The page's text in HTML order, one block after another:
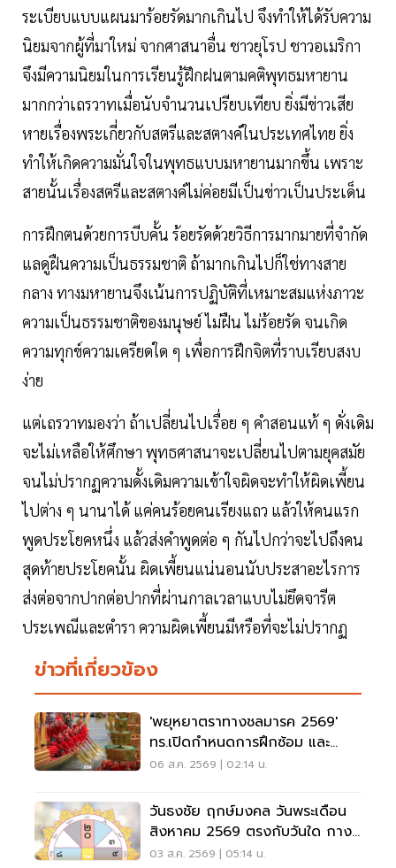
ระเบียบแบบแผนมาร้อยรัด​มากเกินไป​ จึงทำให้ได้รับความ
นิยมจากผู้ที่มาใหม่​ จากศาสนาอื่น​ ชาวยุโรป​ ชาวอเมริกา​
จึงมีความนิยมในการเรียนรู้ฝึกฝนตามคติพุทธมหายาน
มากกว่าเถรวาทเมื่อนับจำนวนเปรียบเทียบ​ ยิ่งมีข่าวเสีย
หายเรื่องพระเกี่ยวกับสตรีและสตางค์ในประเทศไทย​ ยิ่ง
ทำให้เกิดความมั่นใจในพุทธแบบมหายานมากขึ้น เพราะ
สายนั้นเรื่องสตรีและสตางค์ไม่ค่อยมีเป็นข่าวเป็นประเด็น
การฝึกตนด้วยการบีบคั้น ​ร้อยรัดด้วยวิธีการมากมายที่จำกัด​
แลดูฝืนความเป็นธรรมชาติ ถ้ามากเกินไปก็ใช่ทางสาย
กลาง​ ทางมหายานจึงเน้นการปฏิบัติที่เหมาะสมแห่งภาวะ
ความเป็นธรรมชาติของมนุษย์​ ไม่ฝืน​ ไม่ร้อยรัด​ จนเกิด
ความทุกข์ความเครียดใด ๆ​ เพื่อการฝึกจิตที่ราบเรียบสงบ
ง่าย​
แต่เถรวาทมองว่า​ ถ้าเปลี่ยนไปเรื่อย ๆ​ คำสอนแท้ ๆ ดั่งเดิม
จะไม่เหลือให้ศึกษา พุทธศาสนาจะเปลี่ยนไปตามยุคสมัย​
จนไม่ปรากฏความดั้งเดิมความเข้าใจผิด​จะทำให้ผิดเพี้ยน
ไปต่าง ๆ นานาได้ แค่คนร้อยคนเรียงแถว​ แล้วให้คนแรก
พูดประโยคหนึ่ง​ แล้วส่งคำพูดต่อ ๆ กันไปกว่าจะไปถึงคน
สุดท้ายประโยคนั้น​ ผิดเพี้ยนแน่นอน​นับประสาอะไรการ
ส่งต่อจากปากต่อปากที่ผ่านกาลเวลาแบบไม่ยึดจารีต
ประเพณีและตำรา​ ความผิดเพี้ยนมีหรือที่จะไม่ปรากฏ​
ข่าวที่เกี่ยวข้อง
'พยุหยาตราทางชลมารค 2569'
ทร.เปิดกำหนดการฝึกซ้อม และ
วันพระราชพิธี จุดชมขบวน
06 ส.ค. 2569 | 02:14 น.
วันธงชัย ฤกษ์มงคล วันพระเดือน
สิงหาคม 2569 ตรงกับวันใด กาง
ปฏิทินเช็กที่นี่
03 ส.ค. 2569 | 05:14 น.